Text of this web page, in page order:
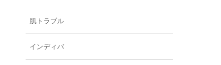
肌トラブル
インディバ